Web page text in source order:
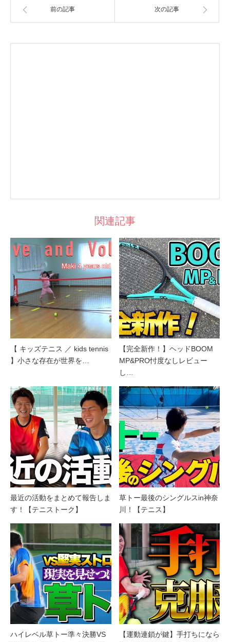
前の記事 次の記事
関連記事
【 キッズテニス ／ kids tennis
】小さな存在が世界を…
【完全新作！】ヘッドBOOM
MP&PRO忖度なしレビュー
し…
最近の活動をまとめて報告しま
す！【テニストーク】
草トー最後のシングルスin神奈
川！【テニス】
ハイレベル草トー準々決勝VS
【運動連鎖が鍵】手打ちになら